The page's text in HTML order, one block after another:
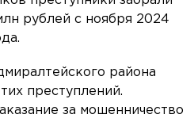
рублей с ноября 2024
района
преступлений.
за мошенничество